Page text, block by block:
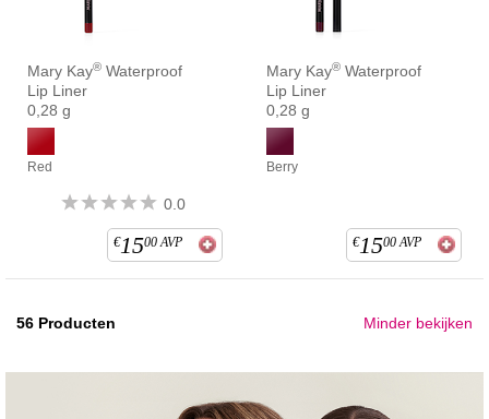
Mary Kay® Waterproof
Lip Liner
0,28 g
Red
0.0
€1500 AVP
Mary Kay® Waterproof
Lip Liner
0,28 g
Berry
€1500 AVP
56 Producten Minder bekijken